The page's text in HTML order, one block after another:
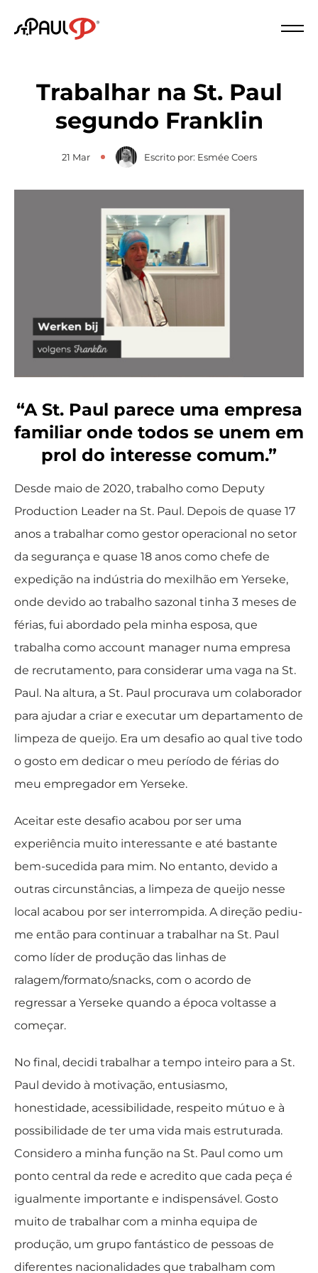
Logo St. Paul
Trabalhar na St. Paul
segundo Franklin
21 Mar Escrito por: Esmée Coers
“A St. Paul parece uma empresa
familiar onde todos se unem em
prol do interesse comum.”
Desde maio de 2020, trabalho como Deputy
Production Leader na St. Paul. Depois de quase 17
anos a trabalhar como gestor operacional no setor
da segurança e quase 18 anos como chefe de
expedição na indústria do mexilhão em Yerseke,
onde devido ao trabalho sazonal tinha 3 meses de
férias, fui abordado pela minha esposa, que
trabalha como account manager numa empresa
de recrutamento, para considerar uma vaga na St.
Paul. Na altura, a St. Paul procurava um colaborador
para ajudar a criar e executar um departamento de
limpeza de queijo. Era um desafio ao qual tive todo
o gosto em dedicar o meu período de férias do
meu empregador em Yerseke.
Aceitar este desafio acabou por ser uma
experiência muito interessante e até bastante
bem-sucedida para mim. No entanto, devido a
outras circunstâncias, a limpeza de queijo nesse
local acabou por ser interrompida. A direção pediu-
me então para continuar a trabalhar na St. Paul
como líder de produção das linhas de
ralagem/formato/snacks, com o acordo de
regressar a Yerseke quando a época voltasse a
começar.
No final, decidi trabalhar a tempo inteiro para a St.
Paul devido à motivação, entusiasmo,
honestidade, acessibilidade, respeito mútuo e à
possibilidade de ter uma vida mais estruturada.
Considero a minha função na St. Paul como um
ponto central da rede e acredito que cada peça é
igualmente importante e indispensável. Gosto
muito de trabalhar com a minha equipa de
produção, um grupo fantástico de pessoas de
diferentes nacionalidades que trabalham com